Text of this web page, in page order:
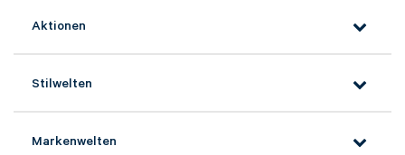
Aktionen
Stilwelten
Markenwelten